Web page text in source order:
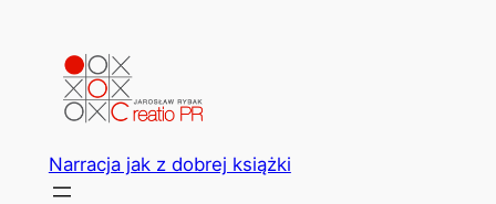
Narracja jak z dobrej książki